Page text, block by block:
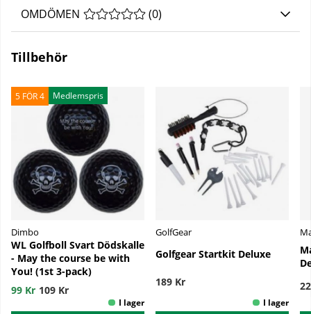
OMDÖMEN MEDELBETYG 0 AV 5 ANTAL BETYG 0
(0)
Tillbehör
5 FÖR 4 Medlemspris
Dimbo
WL Golfboll Svart Dödskalle
- May the course be with
You! (1st 3-pack)
99 Kr 109 Kr
GolfGear
Golfgear Startkit Deluxe
189 Kr